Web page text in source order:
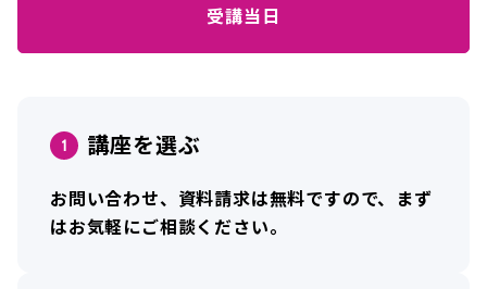
受講当日
講座を選ぶ
お問い合わせ、資料請求は無料ですので、まず
はお気軽にご相談ください。